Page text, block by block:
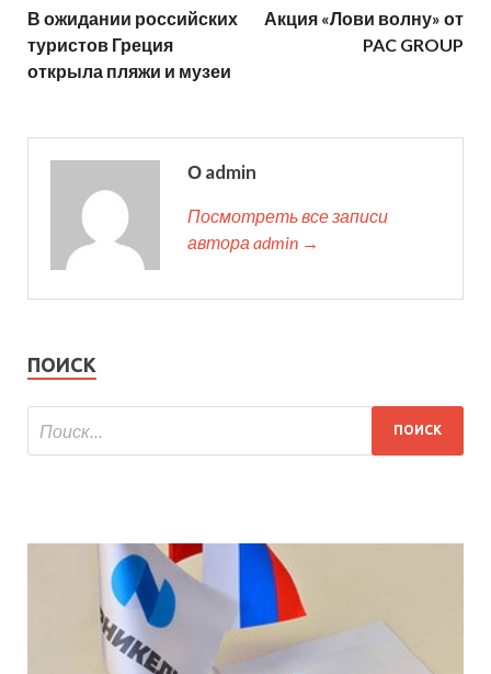
В ожидании российских
туристов Греция
открыла пляжи и музеи
Акция «Лови волну» от
PAC GROUP
О admin
Посмотреть все записи
автора admin →
ПОИСК